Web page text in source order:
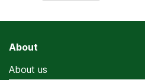
About
About us